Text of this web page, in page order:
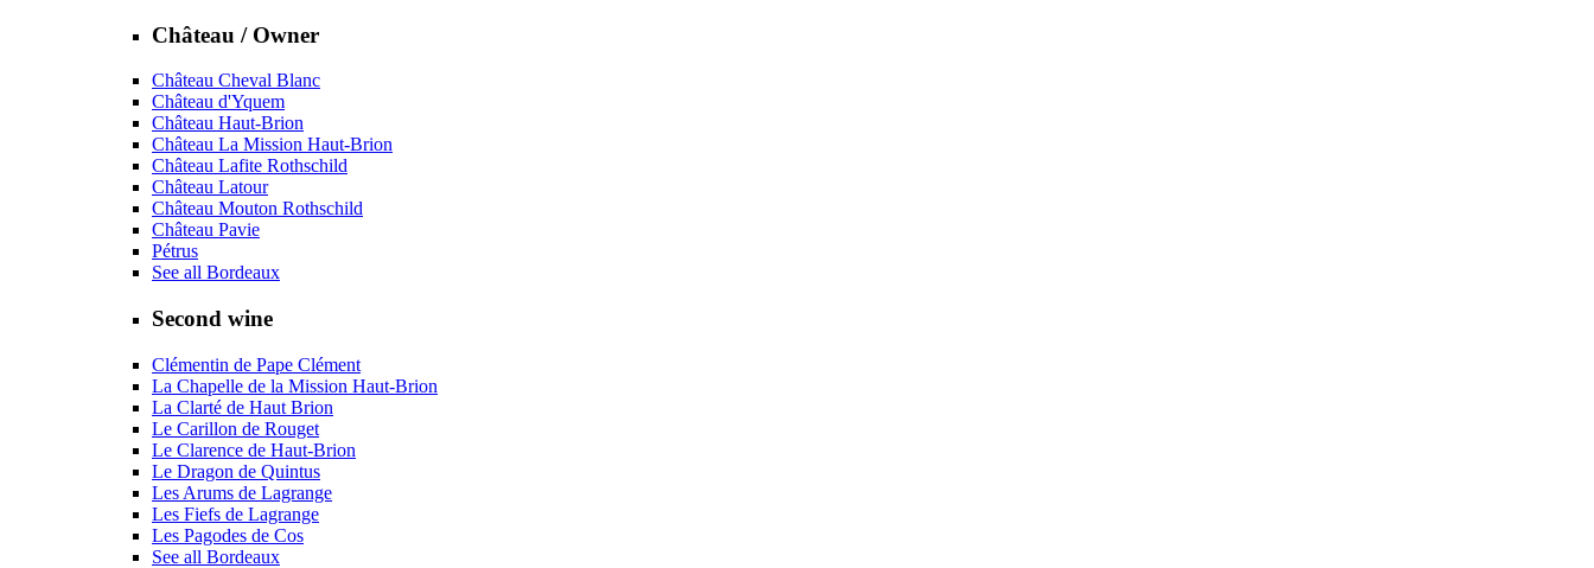
Château / Owner
Château Cheval Blanc
Château d'Yquem
Château Haut-Brion
Château La Mission Haut-Brion
Château Lafite Rothschild
Château Latour
Château Mouton Rothschild
Château Pavie
Pétrus
See all Bordeaux
Second wine
Clémentin de Pape Clément
La Chapelle de la Mission Haut-Brion
La Clarté de Haut Brion
Le Carillon de Rouget
Le Clarence de Haut-Brion
Le Dragon de Quintus
Les Arums de Lagrange
Les Fiefs de Lagrange
Les Pagodes de Cos
See all Bordeaux